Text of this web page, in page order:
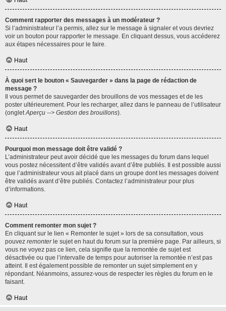
Comment rapporter des messages à un modérateur ?
Si l’administrateur l’a permis, allez sur le message à signaler et vous devriez
voir un bouton pour rapporter le message. En cliquant dessus, vous accéderez
aux étapes nécessaires pour le faire.
Haut
À quoi sert le bouton « Sauvegarder » dans la page de rédaction de
message ?
Il vous permet de sauvegarder des brouillons de vos messages et de les
poster ultérieurement. Pour les recharger, allez dans le panneau de l’utilisateur
(ongletAperçu --> Gestion des brouillons).
Haut
Pourquoi mon message doit être validé ?
L’administrateur peut avoir décidé que les messages du forum dans lequel
vous postez nécessitent d’être validés avant d’être publiés. Il est possible aussi
que l’administrateur vous ait placé dans un groupe dont les messages doivent
être validés avant d’être publiés. Contactez l’administrateur pour plus
d’informations.
Haut
Comment remonter mon sujet ?
En cliquant sur le lien « Remonter le sujet » lors de sa consultation, vous
pouvez remonterle sujet en haut du forum sur la première page. Par ailleurs, si
vous ne voyez pas ce lien, cela signifie que la remontée de sujet est
désactivée ou que l’intervalle de temps pour autoriser la remontée n’est pas
atteint. Il est également possible de remonter un sujet simplement en y
répondant. Néanmoins, assurez-vous de respecter les règles du forum en le
faisant.
Haut